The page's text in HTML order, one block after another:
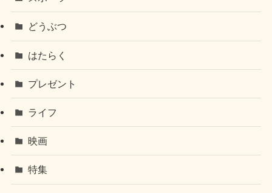
どうぶつ
はたらく
プレゼント
ライフ
映画
特集